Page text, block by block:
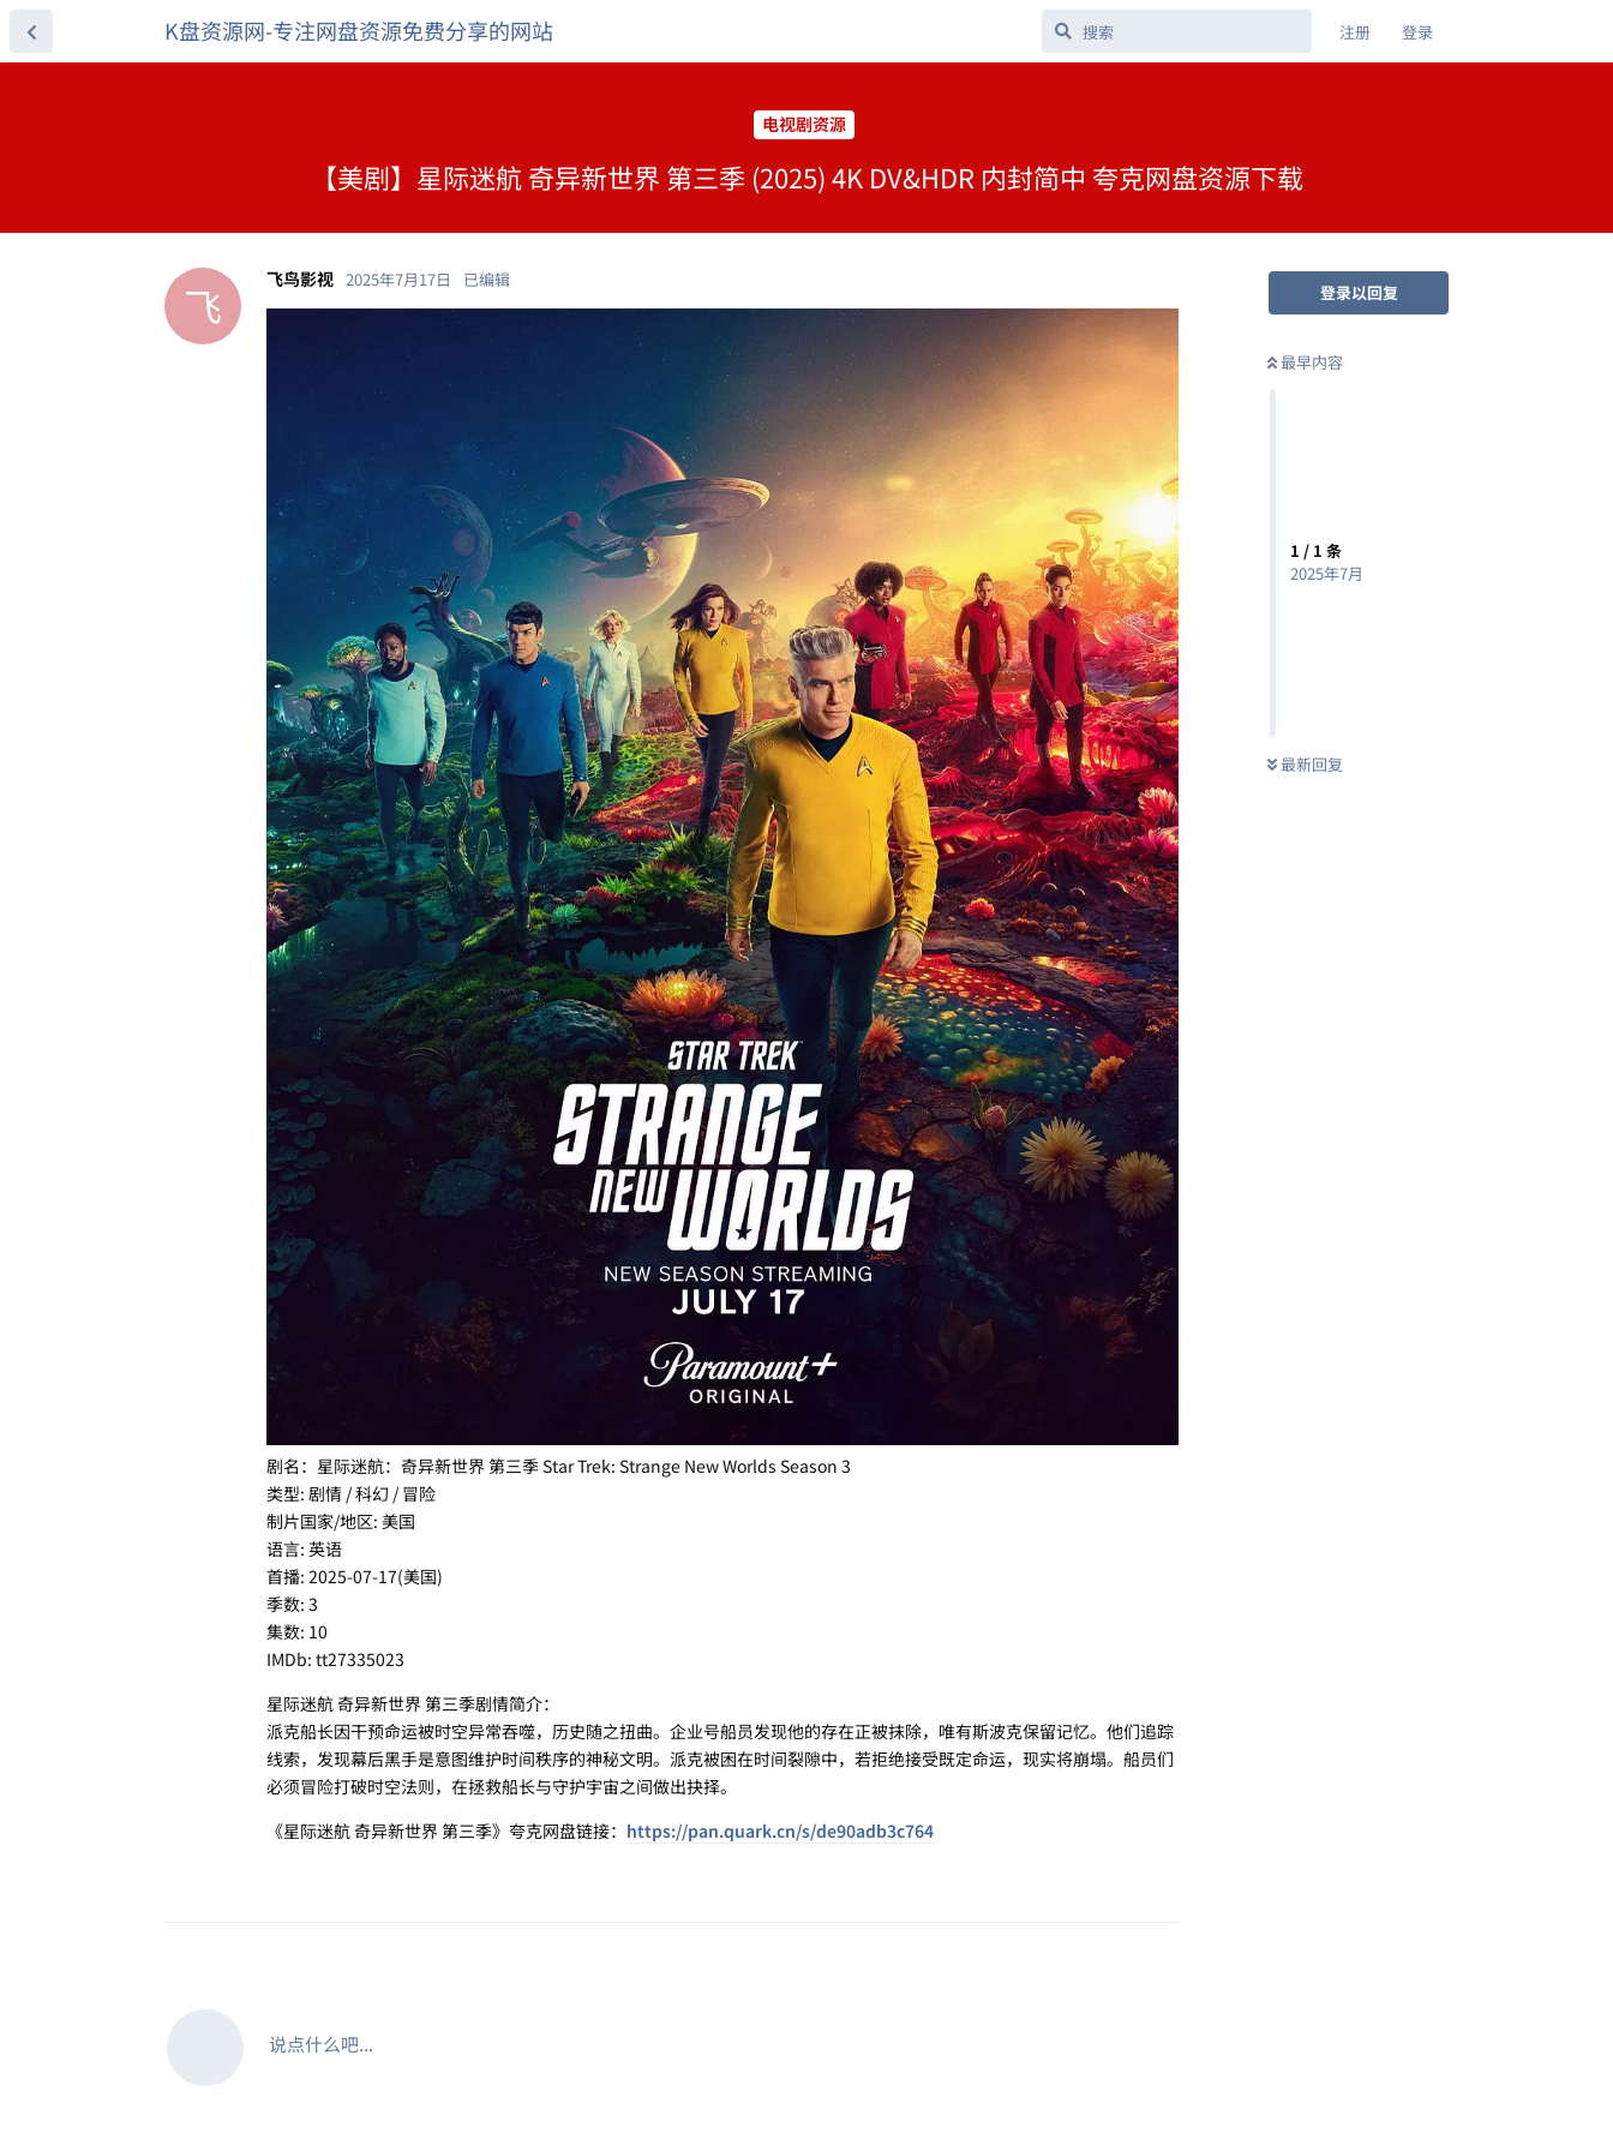
K盘资源网-专注网盘资源免费分享的网站 注册 登录
电视剧资源
【美剧】星际迷航 奇异新世界 第三季 (2025) 4K DV&HDR 内封简中 夸克网盘资源下载
登录以回复
最早内容
1 / 1 条
2025年7月
最新回复
飞 飞鸟影视 2025年7月17日 已编辑
剧名：星际迷航：奇异新世界 第三季 Star Trek: Strange New Worlds Season 3
类型: 剧情 / 科幻 / 冒险
制片国家/地区: 美国
语言: 英语
首播: 2025-07-17(美国)
季数: 3
集数: 10
IMDb: tt27335023
星际迷航 奇异新世界 第三季剧情简介：
派克船长因干预命运被时空异常吞噬，历史随之扭曲。企业号船员发现他的存在正被抹除，唯有斯波克保留记忆。他们追踪
线索，发现幕后黑手是意图维护时间秩序的神秘文明。派克被困在时间裂隙中，若拒绝接受既定命运，现实将崩塌。船员们
必须冒险打破时空法则，在拯救船长与守护宇宙之间做出抉择。
《星际迷航 奇异新世界 第三季》夸克网盘链接： https://pan.quark.cn/s/de90adb3c764
说点什么吧...